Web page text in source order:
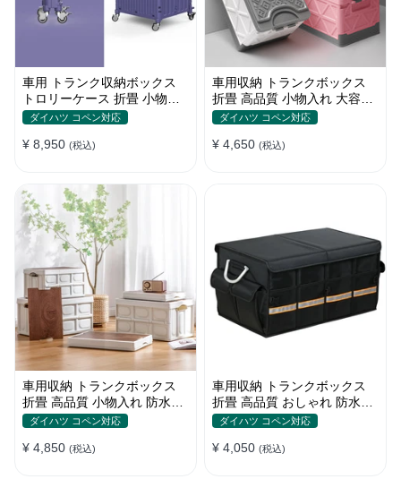
車用 トランク収納ボックス
トロリーケース 折畳 小物入
れ 多用 大容量 かわいい 多色
ダイハツ コペン対応
¥ 8,950 (税込)
車用収納 トランクボックス
折畳 高品質 小物入れ 大容量
多機能 多色 防水防塵 キャン
ダイハツ コペン対応
¥ 4,650 (税込)
車用収納 トランクボックス
折畳 高品質 小物入れ 防水防
塵 屋外/キャンプ用 大容量 多
ダイハツ コペン対応
¥ 4,850 (税込)
車用収納 トランクボックス
折畳 高品質 おしゃれ 防水防
塵 かわいい色 大容量 多機能
ダイハツ コペン対応
¥ 4,050 (税込)